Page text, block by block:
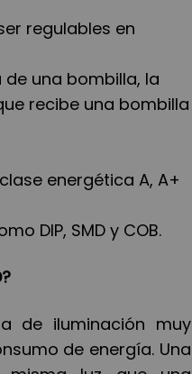
regulables en
de una bombilla, la
recibe una bombilla
energética A, A+
DIP, SMD y COB.
de iluminación muy
de energía. Una